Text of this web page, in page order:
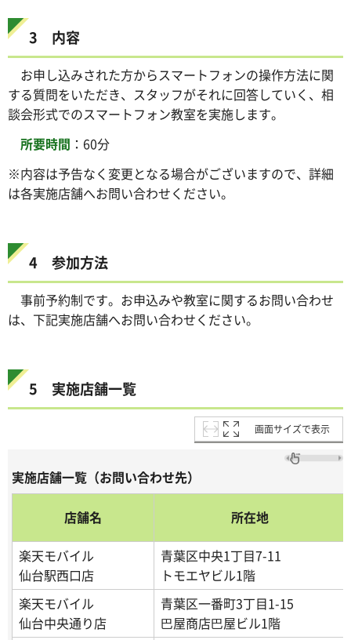
3 内容
お申し込みされた方からスマートフォンの操作方法に関
する質問をいただき、スタッフがそれに回答していく、相
談会形式でのスマートフォン教室を実施します。
所要時間 ：60分
※内容は予告なく変更となる場合がございますので、詳細
は各実施店舗へお問い合わせください。
4 参加方法
事前予約制です。お申込みや教室に関するお問い合わせ
は、下記実施店舗へお問い合わせください。
5 実施店舗一覧
画面サイズで表示
実施店舗一覧（お問い合わせ先）
店舗名 所在地
楽天モバイル
仙台駅西口店
青葉区中央1丁目7-11
トモエヤビル1階
楽天モバイル
仙台中央通り店
青葉区一番町3丁目1-15
巴屋商店巴屋ビル1階